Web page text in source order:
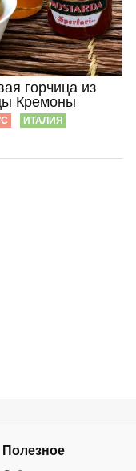
горчица из
Кремоны
ИТАЛИЯ
Полезное